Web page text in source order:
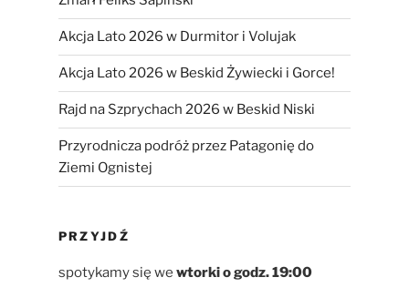
Akcja Lato 2026 w Durmitor i Volujak
Akcja Lato 2026 w Beskid Żywiecki i Gorce!
Rajd na Szprychach 2026 w Beskid Niski
Przyrodnicza podróż przez Patagonię do
Ziemi Ognistej
PRZYJDŹ
spotykamy się we wtorkio godz. 19:00